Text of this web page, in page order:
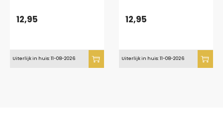
12,95
Uiterlijk in huis: 11-08-2026
12,95
Uiterlijk in huis: 11-08-2026